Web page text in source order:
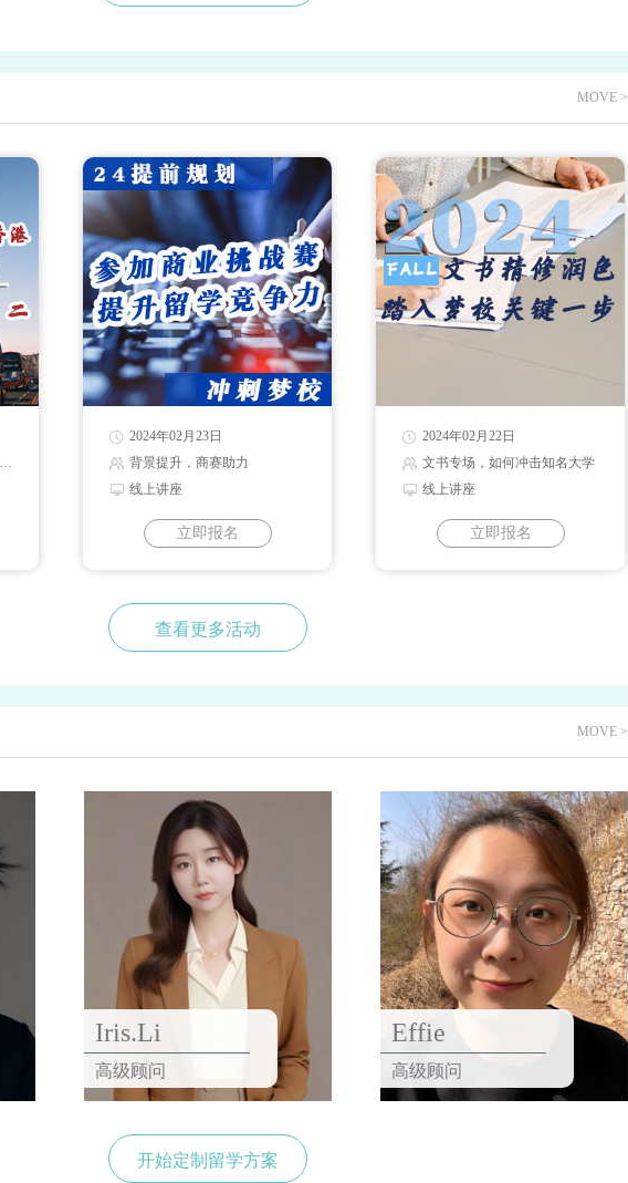
MOVE >
2024年02月23日
背景提升，商赛助力
线上讲座
立即报名
2024年02月22日
文书专场，如何冲击知名大学
线上讲座
立即报名
查看更多活动
MOVE >
Iris.Li
高级顾问
Effie
高级顾问
开始定制留学方案